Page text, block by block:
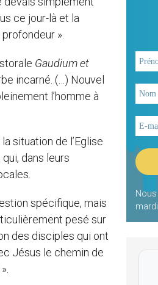
ce jour-là et la
».
Gaudium et
incarné. (…) Nouvel
l’homme à
situation de l’Eglise
dans leurs
spécifique, mais
pesé sur
des disciples qui ont
Jésus le chemin de
Nous